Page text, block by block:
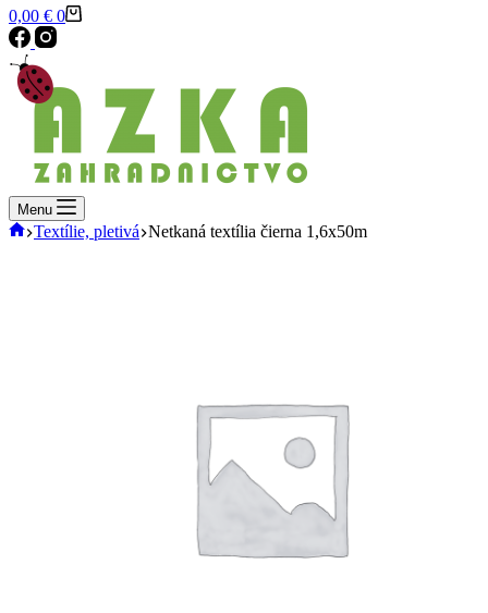
Shopping
cart
0,00 € 0
Menu
Domov
Textílie, pletivá Netkaná textília čierna 1,6x50m